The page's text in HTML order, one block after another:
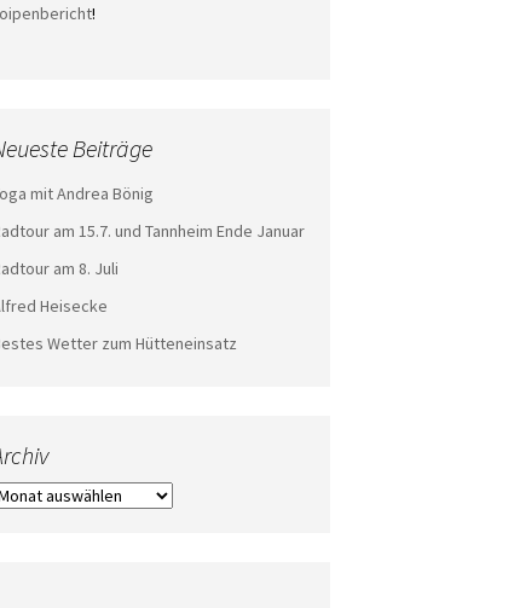
!
Beiträge
mit Andrea Bönig
am 15.7. und Tannheim Ende Januar
am 8. Juli
Heisecke
Wetter zum Hütteneinsatz